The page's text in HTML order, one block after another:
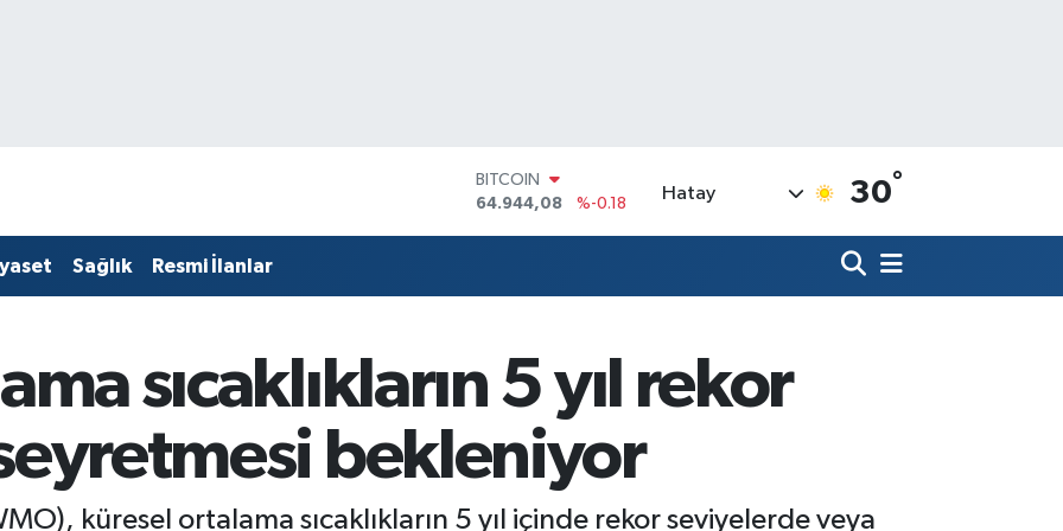
DOLAR
47,7436
%0.18
64,4811
%0.38
BİST100
13.779
%-14
64.944,08
%-0.18
Hatay 30°
Sağlık Resmi İlanlar
sıcaklıkların 5 yıl rekor
bekleniyor
küresel ortalama sıcaklıkların 5 yıl içinde rekor seviyelerde veya